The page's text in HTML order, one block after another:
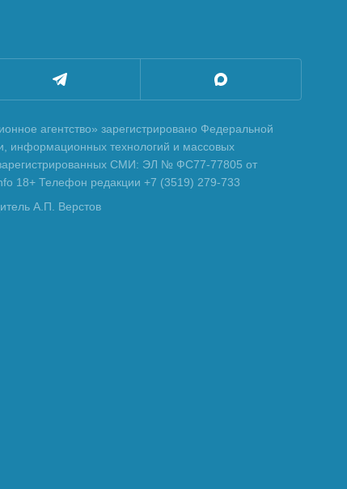
агентство» зарегистрировано Федеральной
информационных технологий и массовых
СМИ: ЭЛ № ФС77-77805 от
18+ Телефон редакции +7 (3519) 279-733
А.П. Верстов